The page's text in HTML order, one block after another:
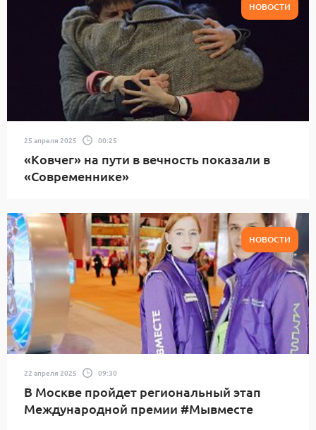
НОВОСТИ
25 апреля 2025 00:25
«Ковчег» на пути в вечность показали в
«Современнике»
НОВОСТИ
22 апреля 2025 09:30
В Москве пройдет региональный этап
Международной премии #Мывместе